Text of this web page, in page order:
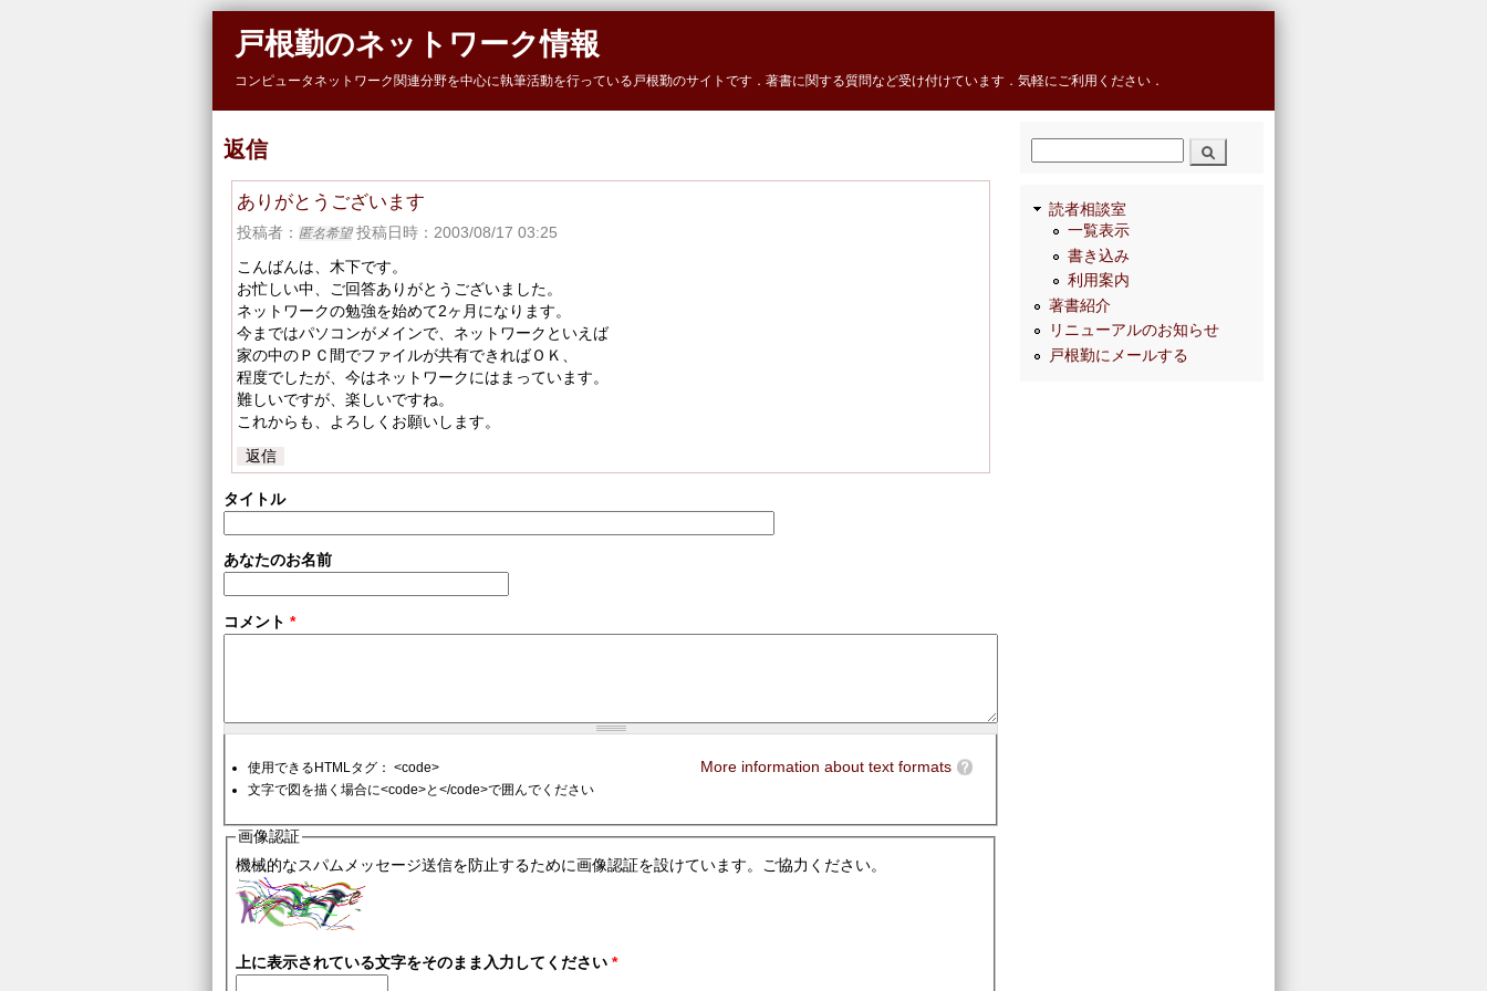
戸根勤のネットワーク情報
コンピュータネットワーク関連分野を中心に執筆活動を行っている戸根勤のサイトです．著書に関する質問など受け付けています．気軽にご利用ください．
返信
ありがとうございます
投稿者： 匿名希望投稿日時：2003/08/17 03:25
こんばんは、木下です。
お忙しい中、ご回答ありがとうございました。
ネットワークの勉強を始めて2ヶ月になります。
今まではパソコンがメインで、ネットワークといえば
家の中のＰＣ間でファイルが共有できればＯＫ、
程度でしたが、今はネットワークにはまっています。
難しいですが、楽しいですね。
これからも、よろしくお願いします。
返信
タイトル
あなたのお名前
コメント *
More information about text formats
使用できるHTMLタグ： <code>
文字で図を描く場合に<code>と</code>で囲んでください
画像認証
機械的なスパムメッセージ送信を防止するために画像認証を設けています。ご協力ください。
上に表示されている文字をそのまま入力してください *
検索
読者相談室
一覧表示
書き込み
利用案内
著書紹介
リニューアルのお知らせ
戸根勤にメールする